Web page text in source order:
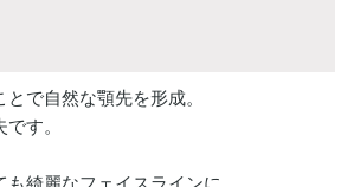
で自然な顎先を形成。
す。
綺麗なフェイスラインに。